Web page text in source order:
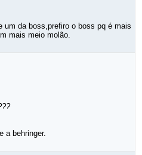
um da boss,prefiro o boss pq é mais
mais meio molão.
a behringer.